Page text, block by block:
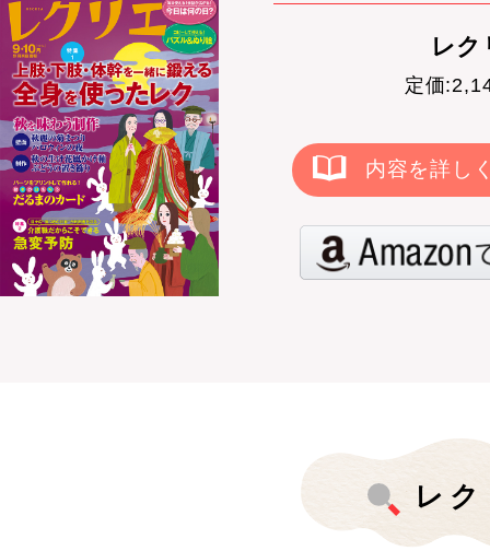
レ
定価
内容を詳し
レ